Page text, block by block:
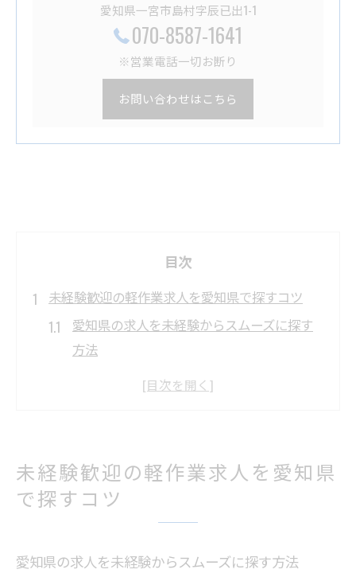
愛知県一宮市島村字辰已出1-1
070-8587-1641
※営業電話一切お断り
お問い合わせはこちら
目次
未経験歓迎の軽作業求人を愛知県で探すコツ
愛知県の求人を未経験からスムーズに探す
方法
軽作業求人で正社員を目指すためのポイン
コツ
愛知県の軽作業求人で注目すべき条件とは
求人条件で変わる愛知県軽作業の働き方
未経験歓迎の軽作業求人を愛知県
で探すコツ
愛知県の求人を未経験からスムーズに探す方法